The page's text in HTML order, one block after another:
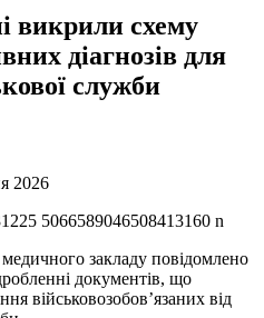
викрили схему
діагнозів для
служби
2026
закладу повідомлено
документів, що
військовозобов’язаних від